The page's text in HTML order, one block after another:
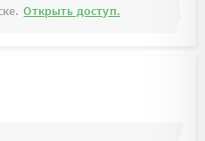
Открыть доступ.